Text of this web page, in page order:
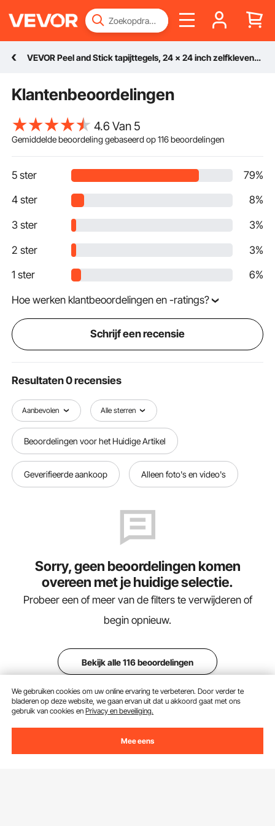
VEVOR Peel and Stick tapijttegels, 24 x 24 inch zelfklevende tapijttegels, zachte, zachte tapijttegels, doe-het-zelf installatie voor slaapkamer en woonkamer (15 stuks, donkerblauw)
Klantenbeoordelingen
4.6 Van 5
Gemiddelde beoordeling gebaseerd op116beoordelingen
5 ster 79%
4 ster 8%
3 ster 3%
2 ster 3%
1 ster 6%
Hoe werken klantbeoordelingen en -ratings?
Schrijf een recensie
Resultaten 0 recensies
Aanbevolen Alle sterren
Beoordelingen voor het Huidige Artikel
Geverifieerde aankoop Alleen foto's en video's
Sorry, geen beoordelingen komen
overeen met je huidige selectie.
Probeer een of meer van de filters te verwijderen of
begin opnieuw.
Bekijk alle 116 beoordelingen
Winkelkar
We gebruiken cookies om uw online ervaring te verbeteren. Door verder te
bladeren op deze website, we gaan ervan uit dat u akkoord gaat met ons
gebruik van cookies enPrivacy en beveiliging.
Mee eens